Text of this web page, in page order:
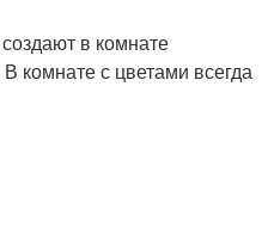
в комнате
комнате с цветами всегда